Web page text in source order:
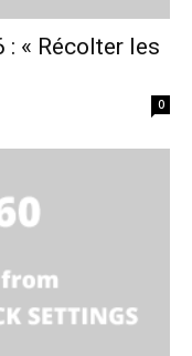
« Récolter les
0